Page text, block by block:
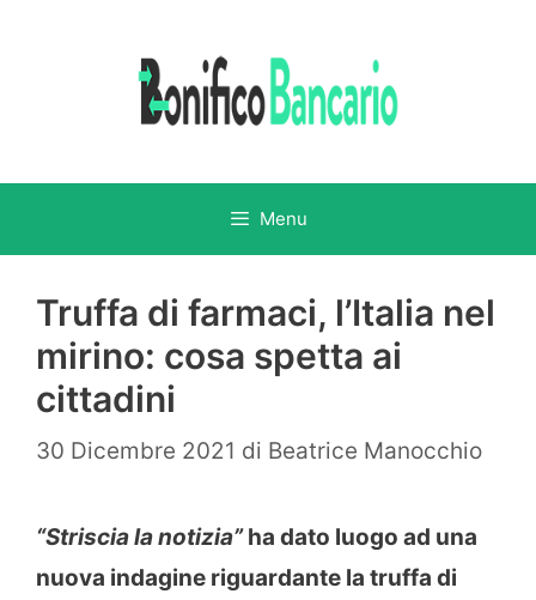
Menu
Truffa di farmaci, l’Italia nel
mirino: cosa spetta ai
cittadini
30 Dicembre 2021 di Beatrice Manocchio
“Striscia la notizia”ha dato luogo ad una
nuova indagine riguardante la truffa di